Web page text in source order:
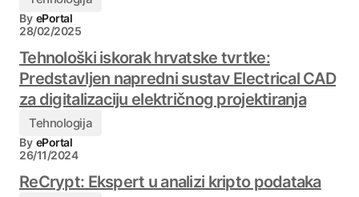
By ePortal
28/02/2025
Tehnološki iskorak hrvatske tvrtke:
Predstavljen napredni sustav Electrical CAD
za digitalizaciju električnog projektiranja
Tehnologija
By ePortal
26/11/2024
ReCrypt: Ekspert u analizi kripto podataka